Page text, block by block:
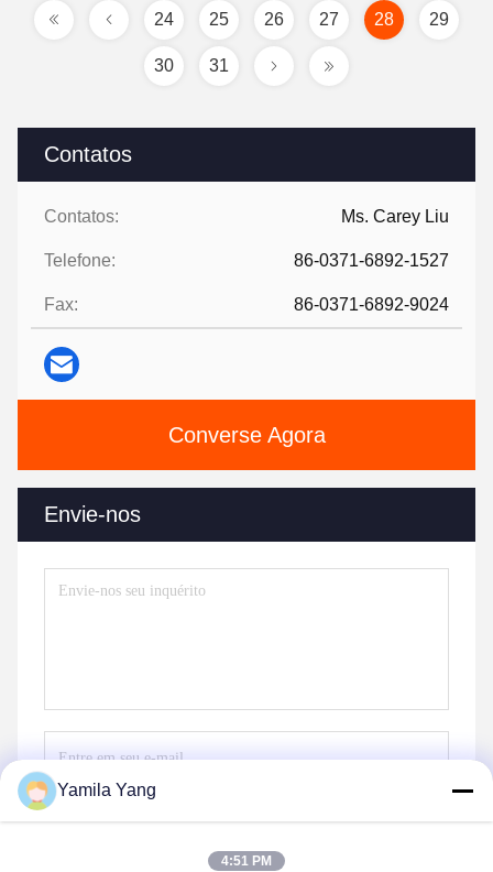
Contatos
Contatos: Ms. Carey Liu
Telefone: 86-0371-6892-1527
Fax: 86-0371-6892-9024
Converse Agora
Envie-nos
Envie
24 25 26 27 28 29
30 31
Yamila Yang
4:51 PM